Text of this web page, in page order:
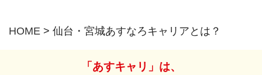
HOME > 仙台・宮城あすなろキャリアとは？
「あすキャリ」は、